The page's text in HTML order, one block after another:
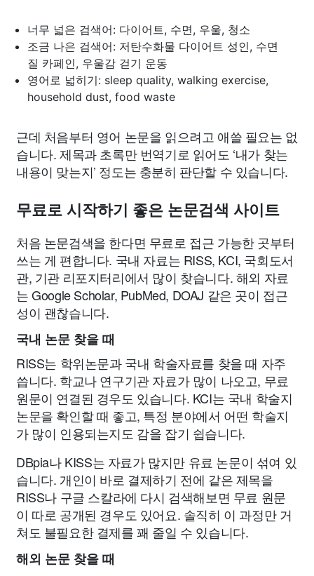
너무 넓은 검색어: 다이어트, 수면, 우울, 청소
조금 나은 검색어: 저탄수화물 다이어트 성인, 수면
질 카페인, 우울감 걷기 운동
영어로 넓히기: sleep quality, walking exercise,
household dust, food waste
근데 처음부터 영어 논문을 읽으려고 애쓸 필요는 없
습니다. 제목과 초록만 번역기로 읽어도 ‘내가 찾는
내용이 맞는지’ 정도는 충분히 판단할 수 있습니다.
무료로 시작하기 좋은 논문검색 사이트
처음 논문검색을 한다면 무료로 접근 가능한 곳부터
쓰는 게 편합니다. 국내 자료는 RISS, KCI, 국회도서
관, 기관 리포지터리에서 많이 찾습니다. 해외 자료
는 Google Scholar, PubMed, DOAJ 같은 곳이 접근
성이 괜찮습니다.
국내 논문 찾을 때
RISS는 학위논문과 국내 학술자료를 찾을 때 자주
씁니다. 학교나 연구기관 자료가 많이 나오고, 무료
원문이 연결된 경우도 있습니다. KCI는 국내 학술지
논문을 확인할 때 좋고, 특정 분야에서 어떤 학술지
가 많이 인용되는지도 감을 잡기 쉽습니다.
DBpia나 KISS는 자료가 많지만 유료 논문이 섞여 있
습니다. 개인이 바로 결제하기 전에 같은 제목을
RISS나 구글 스칼라에 다시 검색해보면 무료 원문
이 따로 공개된 경우도 있어요. 솔직히 이 과정만 거
쳐도 불필요한 결제를 꽤 줄일 수 있습니다.
해외 논문 찾을 때